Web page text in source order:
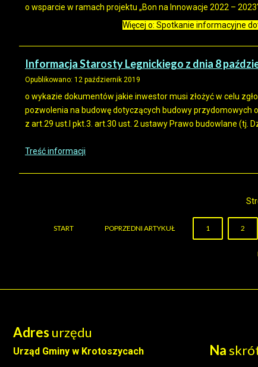
o wsparcie w ramach projektu „Bon na Innowacje 2022 –
Więcej o: Spotkanie informacyjne
Informacja Starosty Legnickiego z dnia 8
Opublikowano: 12 październik 2019
o wykazie dokumentów jakie inwestor musi złożyć w celu
pozwolenia na budowę dotyczących budowy przydomowych
z art.29 ust.l pkt.3. art.30 ust. 2 ustawy Prawo budowlane (tj.
Treść informacji
START POPRZEDNI ARTYKUŁ 1 2
Adres urzędu
Urząd Gminy w Krotoszycach Na